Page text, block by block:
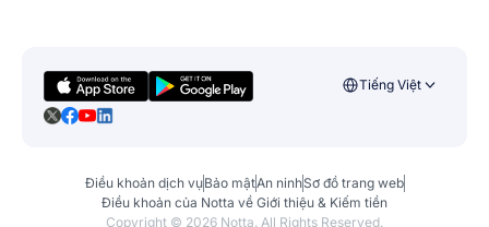
Tiếng Việt
Điều khoản dịch vụBảo mậtAn ninhSơ đồ trang web
Điều khoản của Notta về Giới thiệu & Kiếm tiền
Copyright © 2026 Notta. All Rights Reserved.